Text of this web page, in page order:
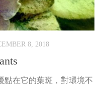
8, 2018
點在它的葉斑，對環境不